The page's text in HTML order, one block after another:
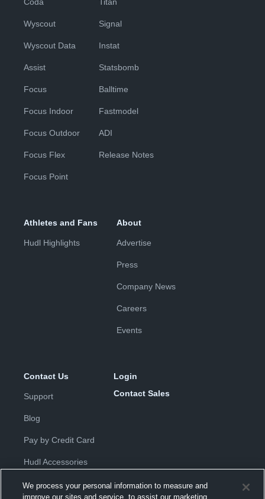
Wyscout
Wyscout Data
Assist
Focus
Focus Indoor
Focus Outdoor
Focus Flex
Focus Point
Signal
Instat
Statsbomb
Balltime
Fastmodel
ADI
Release Notes
Athletes and Fans
Hudl Highlights
About
Advertise
Press
Company News
Careers
Events
Contact Us
Support
Blog
Pay by Credit Card
Hudl Accessories
Login
Contact Sales
We process your personal information to measure and
improve our sites and service, to assist our marketing